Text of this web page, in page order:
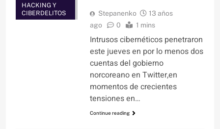
HACKING Y
CIBERDELITOS
Stepanenko
13 años
ago
0 1 mins
Intrusos cibernéticos penetraron
este jueves en por lo menos dos
cuentas del gobierno
norcoreano en Twitter,en
momentos de crecientes
tensiones en…
Continue reading